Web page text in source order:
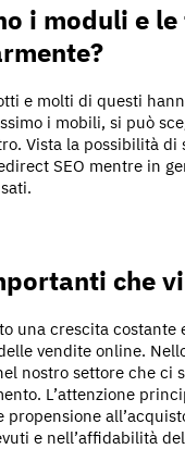
i moduli e
e molti di questi
i mobili, si può
Vista la possibilità di
SEO mentre in
che
una crescita costante
vendite online.
nostro settore che ci
L’attenzione
e nell’affidabilità